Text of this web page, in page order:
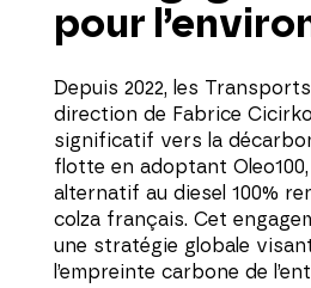
pour
Depuis 2022, les
direction de Fabrice
significatif vers la
flotte en adoptant
alternatif au diesel 100%
colza français. Cet
une stratégie globale
l’empreinte carbone de